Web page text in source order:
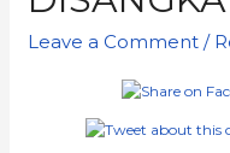
Leave a Comment /